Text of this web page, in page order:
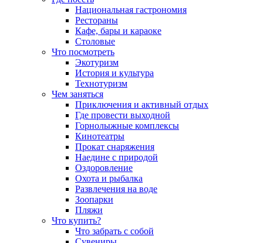
Национальная гастрономия
Рестораны
Кафе, бары и караоке
Столовые
Что посмотреть
Экотуризм
История и культура
Технотуризм
Чем заняться
Приключения и активный отдых
Где провести выходной
Горнолыжные комплексы
Кинотеатры
Прокат снаряжения
Наедине с природой
Оздоровление
Охота и рыбалка
Развлечения на воде
Зоопарки
Пляжи
Что купить?
Что забрать с собой